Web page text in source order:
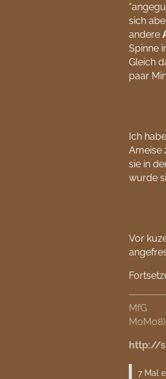
sich
andere
Spinne
Gleich
paar
Ich
Ameise
sie in
wurde
Vor
MfG
MoMo8)
http://
7 Mal